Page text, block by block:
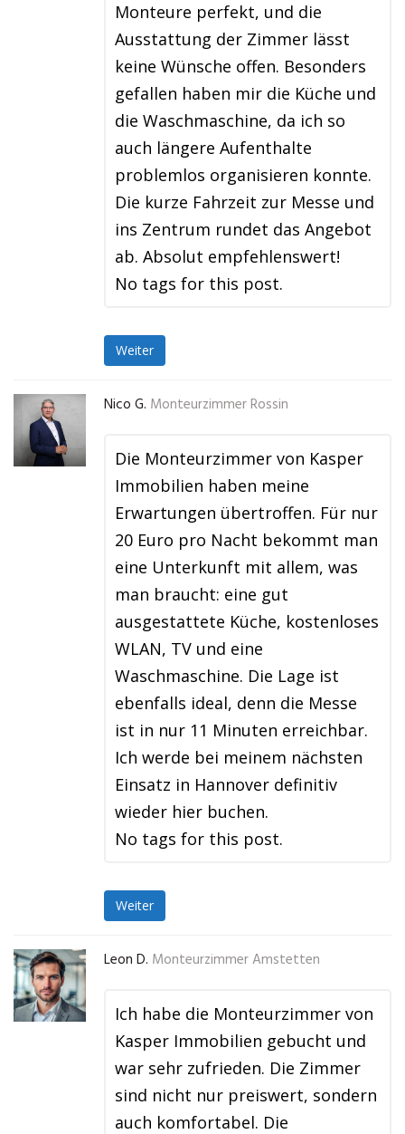
Monteure perfekt, und die
Ausstattung der Zimmer lässt
keine Wünsche offen. Besonders
gefallen haben mir die Küche und
die Waschmaschine, da ich so
auch längere Aufenthalte
problemlos organisieren konnte.
Die kurze Fahrzeit zur Messe und
ins Zentrum rundet das Angebot
ab. Absolut empfehlenswert!
No tags for this post.
Weiter
Nico G. Monteurzimmer Rossin
Die Monteurzimmer von Kasper
Immobilien haben meine
Erwartungen übertroffen. Für nur
20 Euro pro Nacht bekommt man
eine Unterkunft mit allem, was
man braucht: eine gut
ausgestattete Küche, kostenloses
WLAN, TV und eine
Waschmaschine. Die Lage ist
ebenfalls ideal, denn die Messe
ist in nur 11 Minuten erreichbar.
Ich werde bei meinem nächsten
Einsatz in Hannover definitiv
wieder hier buchen.
No tags for this post.
Weiter
Leon D. Monteurzimmer Amstetten
Ich habe die Monteurzimmer von
Kasper Immobilien gebucht und
war sehr zufrieden. Die Zimmer
sind nicht nur preiswert, sondern
auch komfortabel. Die